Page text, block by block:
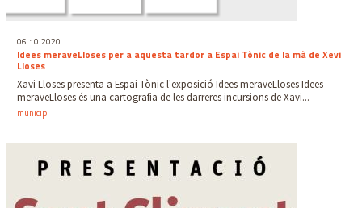
06.10.2020
Idees meraveLloses per a aquesta tardor a Espai Tònic de la mà de Xevi
Lloses
Xavi Lloses presenta a Espai Tònic l'exposició Idees meraveLloses Idees
meraveLloses és una cartografia de les darreres incursions de Xavi...
municipi